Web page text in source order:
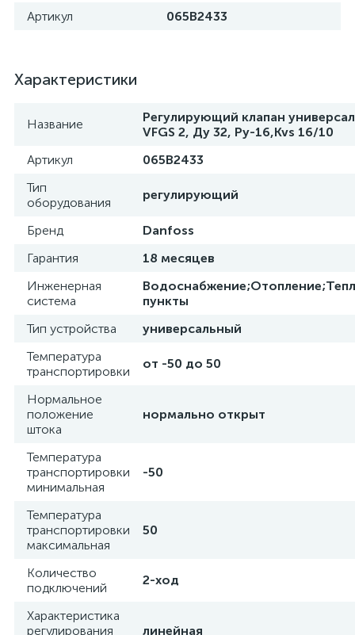
Артикул 065B2433
Характеристики
Название
Регулирующий клапан
VFGS 2, Ду 32, Ру-16,Kvs 16/10
Артикул
065B2433
Тип
оборудования
регулирующий
Бренд
Danfoss
Гарантия
18 месяцев
Инженерная
система
пункты
Тип устройства
универсальный
Температура
транспортировки
от -50 до 50
Нормальное
положение
штока
нормально открыт
Температура
транспортировки
минимальная
-50
Температура
транспортировки
максимальная
50
Количество
подключений
2-ход
Характеристика
регулирования
линейная